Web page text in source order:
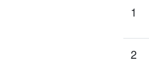
1
2